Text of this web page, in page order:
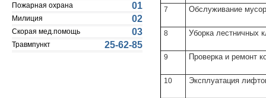
Пожарная охрана 01
Милиция 02
Скорая мед.помощь 03
Травмпункт 25-62-85
7 Обслуживание
8 Уборка лестничных
9 Проверка и ремонт
10 Эксплуатация